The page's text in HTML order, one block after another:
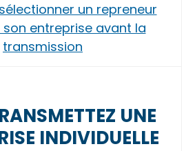
un repreneur
son entreprise avant la
transmission
UNE
INDIVIDUELLE